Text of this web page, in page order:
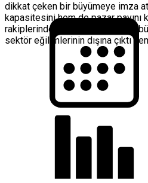
dikkat çeken bir büyümeye imza
kapasitesini hem de pazar payını
rakiplerinden ayrıştı. Maersk, bu
sektör eğilimlerinin dışına çıktı